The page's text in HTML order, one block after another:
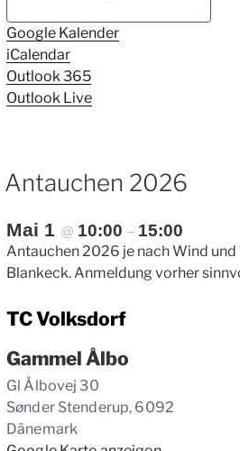
Google Kalender
iCalendar
Outlook 365
Outlook Live
Antauchen 2026
Mai 1 @ 10:00 – 15:00
Antauchen 2026 je nach Wind
Blankeck. Anmeldung vorher
TC Volksdorf
Gammel Ålbo
Gl Ålbovej 30
Sønder Stenderup, 6092
Dänemark